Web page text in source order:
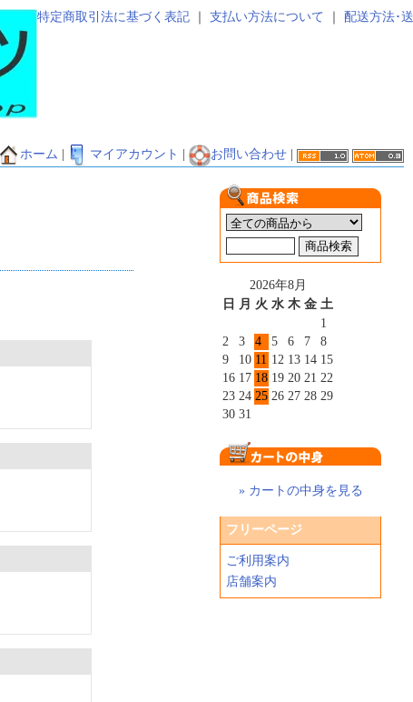
特定商取引法に基づく表記 支払い方法について 配送方法･
ホーム マイアカウント お問い合わせ
2026年8月
日 月 火 水 木 金 土
1
2
3 4 5 6 7
8
9
10 11 12 13 14 15
16 17 18 19 20 21 22
23 24 25 26 27 28 29
30 31
» カートの中身を見る
フリーページ
ご利用案内
店舗案内